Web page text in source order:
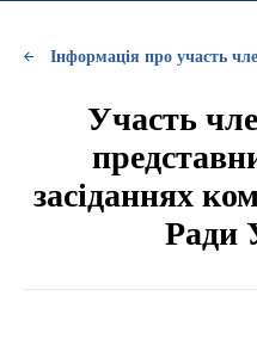
Інформація про участь
Участь
засіданнях
Ради